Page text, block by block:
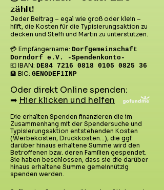
zählt!
Jeder Beitrag – egal wie groß oder klein –
hilft, die Kosten für die Typisierungsaktion zu
decken und Steffi und Martin zu unterstützen.
💳 Empfängername: Dorfgemeinschaft
Dörndorf e.V. -Spendenkonto-
💶 IBAN: DE84 7216 0818 0105 0825 36​
🏦 BIC: ​ GENODEF1INP
Oder direkt Online spenden:
➡ Hier klicken und helfen
Die erhalten Spenden finanzieren die im
Zusammenhang mit der Spendersuche und
Typisierungsaktion entstehenden Kosten
(Werbekosten, Druckkosten...), die ggf.
darüber hinaus erhaltene Summe wird den
Betroffenen bzw. deren Familien gespendet.
Sie haben beschlossen, dass sie die darüber
hinaus erhaltene Summe gemeinnützig
spenden werden.